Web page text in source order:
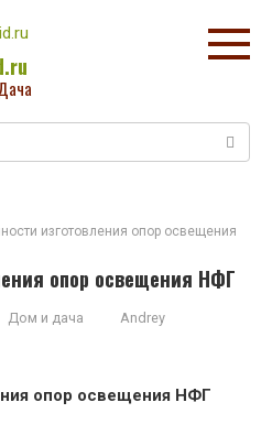
изготовления опор освещения
опор освещения НФГ
Дом и дача Andrey
опор освещения НФГ